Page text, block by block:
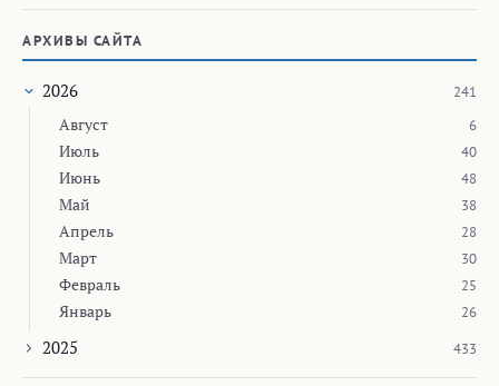
АРХИВЫ САЙТА
2026 241
Август 6
Июль 40
Июнь 48
Май 38
Апрель 28
Март 30
Февраль 25
Январь 26
2025 433